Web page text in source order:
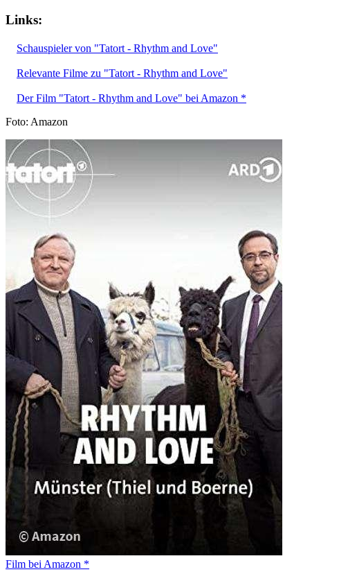
Links:
Schauspieler von "Tatort - Rhythm and Love"
Relevante Filme zu "Tatort - Rhythm and Love"
Der Film "Tatort - Rhythm and Love" bei Amazon *
Foto: Amazon
Film bei Amazon *